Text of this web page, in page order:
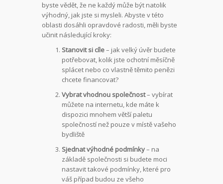
byste vědět, že ne každý může být natolik
výhodný, jak jste si mysleli. Abyste v této
oblasti dosáhli opravdové radosti, měli byste
učinit následující kroky:
Stanovit si cíle– jak velký úvěr budete
potřebovat, kolik jste ochotní měsíčně
splácet nebo co vlastně těmito penězi
chcete financovat?
Vybrat vhodnou společnost– vybírat
můžete na internetu, kde máte k
dispozici mnohem větší paletu
společností než pouze v místě vašeho
bydliště
Sjednat výhodné podmínky– na
základě společnosti si budete moci
nastavit takové podmínky, které pro
váš případ budou ze všeho